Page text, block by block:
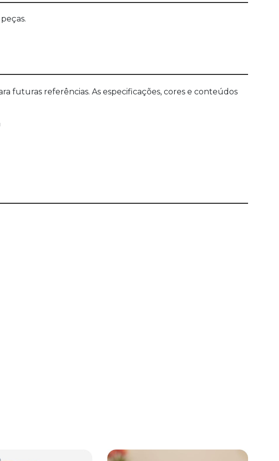
futuras referências. As especificações, cores e conteúdos